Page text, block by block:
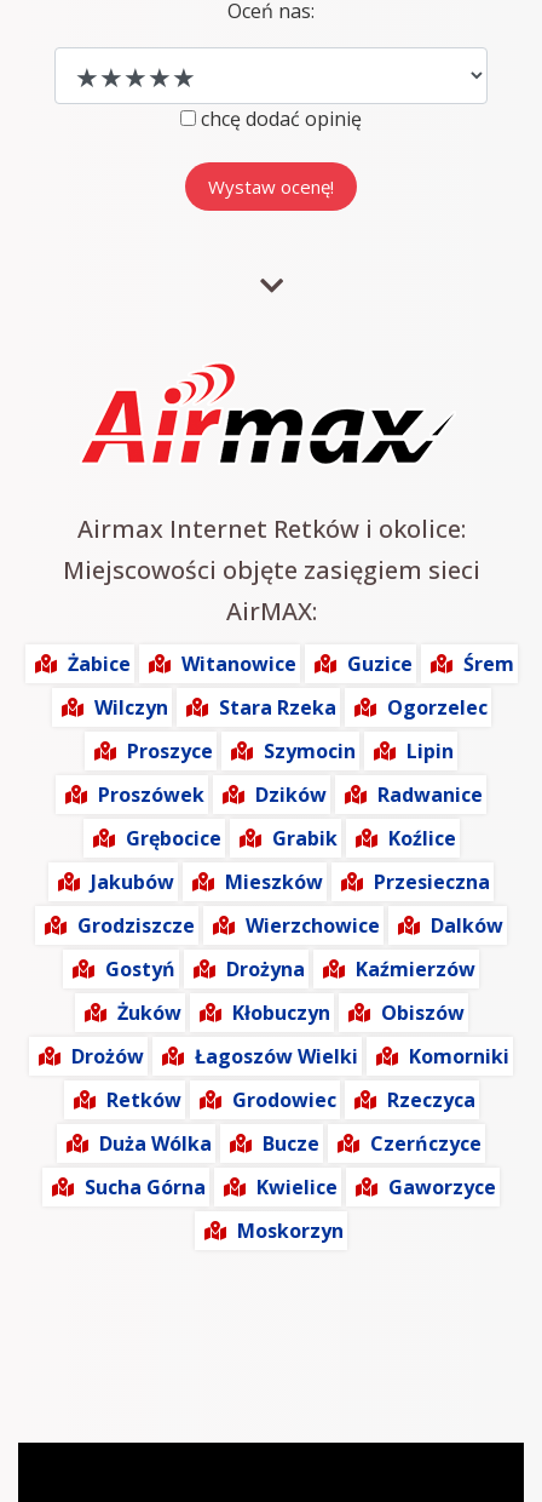
Oceń nas:
chcę dodać opinię
Airmax Internet Retków i okolice:
Miejscowości objęte zasięgiem sieci
AirMAX:
Żabice Witanowice Guzice
Śrem
Wilczyn
Stara Rzeka
Ogorzelec
Proszyce
Szymocin
Lipin
Proszówek
Dzików
Radwanice
Grębocice
Grabik
Koźlice
Jakubów
Mieszków
Przesieczna
Grodziszcze
Wierzchowice
Dalków
Gostyń
Drożyna
Kaźmierzów
Żuków
Kłobuczyn
Obiszów
Drożów
Łagoszów Wielki
Komorniki
Retków
Grodowiec
Rzeczyca
Duża Wólka
Bucze
Czerńczyce
Sucha Górna
Kwielice
Gaworzyce
Moskorzyn